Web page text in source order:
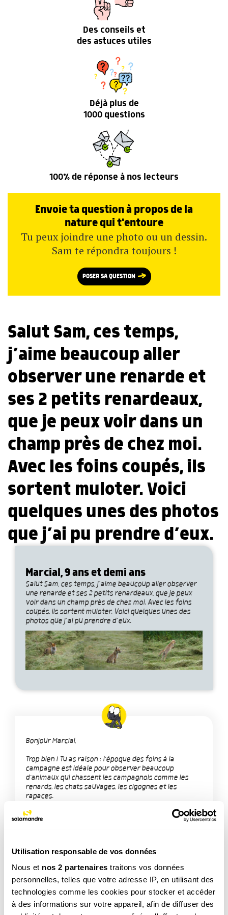
Utilisation responsable de vos données
Nous et nos 2 partenaires traitons vos données
personnelles, telles que votre adresse IP, en utilisant des
technologies comme les cookies pour stocker et accéder
à des informations sur votre appareil, afin de diffuser des
Des conseils et
des astuces utiles
Déjà plus de
1000 questions
100% de réponse à nos lecteurs
Envoie ta question à propos de la
nature qui t'entoure
Tu peux joindre une photo ou un dessin.
Sam te répondra toujours !
POSER SA QUESTION
Salut Sam, ces temps,
j’aime beaucoup aller
observer une renarde et
ses 2 petits renardeaux,
que je peux voir dans un
champ près de chez moi.
Avec les foins coupés, ils
sortent muloter. Voici
quelques unes des photos
que j’ai pu prendre d’eux.
Marcial, 9 ans et demi ans
Salut Sam, ces temps, j’aime beaucoup aller observer
une renarde et ses 2 petits renardeaux, que je peux
voir dans un champ près de chez moi. Avec les foins
coupés, ils sortent muloter. Voici quelques unes des
photos que j’ai pu prendre d’eux.
Bonjour Marcial,
Trop bien ! Tu as raison : l'époque des foins à la
campagne est idéale pour observer beaucoup
d'animaux qui chassent les campagnols comme les
renards, les chats sauvages, les cigognes et les
rapaces.
Bravo pour tes observations et ta super photo !
TAGS